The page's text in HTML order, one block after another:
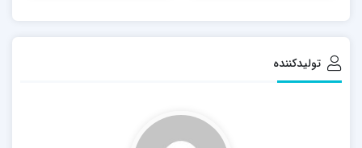
تولیدکننده